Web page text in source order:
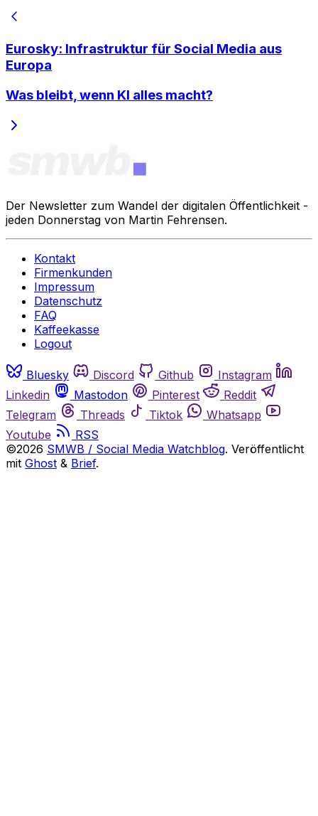
Eurosky: Infrastruktur für Social Media aus
Europa
Was bleibt, wenn KI alles macht?
Der Newsletter zum Wandel der digitalen Öffentlichkeit -
jeden Donnerstag von Martin Fehrensen.
Kontakt
Firmenkunden
Impressum
Datenschutz
FAQ
Kaffeekasse
Logout
Bluesky Discord Github
Instagram
Linkedin
Mastodon Pinterest
Reddit
Telegram
Threads Tiktok
Whatsapp
Youtube
RSS
©2026 SMWB / Social Media Watchblog. Veröffentlicht
mit Ghost & Brief.